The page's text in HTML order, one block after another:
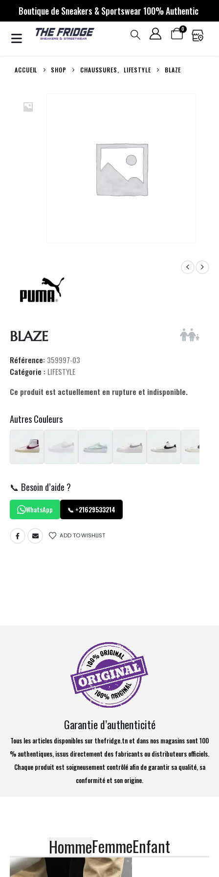
Boutique de Sneakers & Sportswear 100% Authentic
0
ACCUEIL SHOP CHAUSSURES, LIFESTYLE BLAZE
BLAZE
Référence: 359997-03
Catégorie : LIFESTYLE
Ce produit est actuellement en rupture et indisponible.
Autres Couleurs
📞 Besoin d’aide ?
WhatsApp 📞 +21629533214
ADD TO WISHLIST
Garantie d’authenticité
Tous les articles disponibles sur thefridge.tn et dans nos magasins sont 100
% authentiques, issus directement des fabricants ou distributeurs officiels.
Chaque produit est soigneusement contrôlé afin de garantir sa qualité, sa
conformité et son origine.
HommeFemmeEnfant